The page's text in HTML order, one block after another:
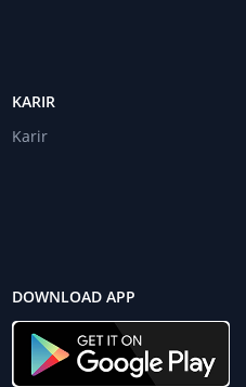
KARIR
Karir
DOWNLOAD APP